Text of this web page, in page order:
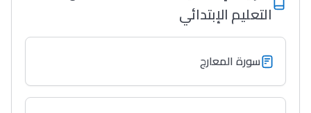
التعليم الإبتدائي
سورة المعارج